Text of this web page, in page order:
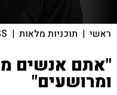
ראשי | תוכניות מלאות |
"אתם אנשים
ומרושעים"